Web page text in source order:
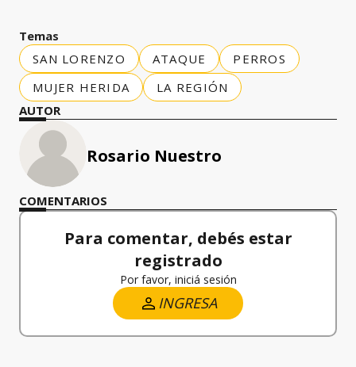
Temas
SAN LORENZO
ATAQUE
PERROS
MUJER HERIDA
LA REGIÓN
AUTOR
Rosario Nuestro
COMENTARIOS
Para comentar, debés estar
registrado
Por favor, iniciá sesión
INGRESA